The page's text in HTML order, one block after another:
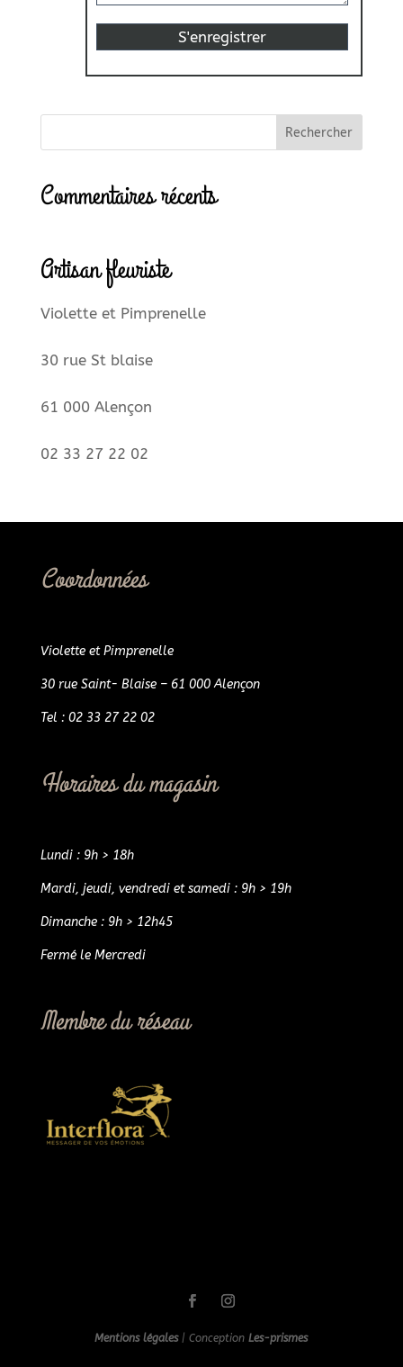
Commentaires récents
Artisan fleuriste
Violette et Pimprenelle
30 rue St blaise
61 000 Alençon
02 33 27 22 02
Coordonnées
Violette et Pimprenelle
30 rue Saint- Blaise – 61 000 Alençon
Tel : 02 33 27 22 02
Horaires du magasin
Lundi : 9h > 18h
Mardi, jeudi, vendredi et samedi : 9h > 19h
Dimanche : 9h > 12h45
Fermé le Mercredi
Membre du réseau
Mentions légales | ConceptionLes-prismes